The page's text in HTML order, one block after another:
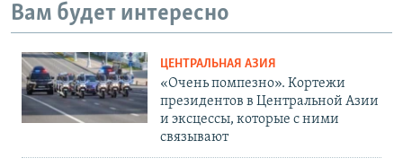
Вам будет интересно
ЦЕНТРАЛЬНАЯ АЗИЯ
«Очень помпезно». Кортежи
президентов в Центральной Азии
и эксцессы, которые с ними
связывают